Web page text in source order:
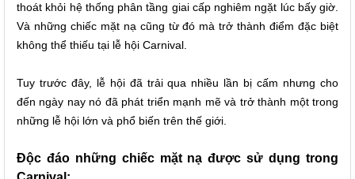
thoát khỏi hệ thống phân tầng giai cấp nghiêm ngặt lúc bấy giờ.
Và những chiếc mặt nạ cũng từ đó mà trở thành điểm đặc biệt
không thể thiếu tại lễ hội Carnival.
Tuy trước đây, lễ hội đã trải qua nhiều lần bị cấm nhưng cho
đến ngày nay nó đã phát triển mạnh mẽ và trở thành một trong
những lễ hội lớn và phổ biến trên thế giới.
Độc đáo những chiếc mặt nạ được sử dụng trong